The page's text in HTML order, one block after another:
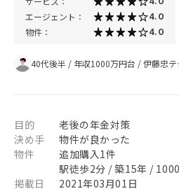
エージェント： 4.0
物件： 4.0
40代後半 / 年収1000万円台 /伊藤忠
目的
老後の年金対策
決め手
物件が良かった
物件
追加購入1件
駅徒歩2分 / 築15年 /
掲載日
2021年03月01日